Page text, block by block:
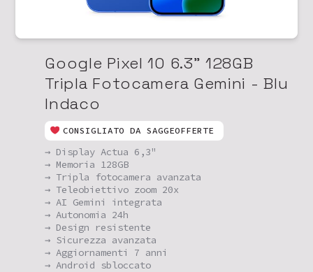
Google Pixel 10 6.3" 128GB
Tripla Fotocamera Gemini - Blu
Indaco
CONSIGLIATO DA SAGGEOFFERTE
→ Display Actua 6,3"
→ Memoria 128GB
→ Tripla fotocamera avanzata
→ Teleobiettivo zoom 20x
→ AI Gemini integrata
→ Autonomia 24h
→ Design resistente
→ Sicurezza avanzata
→ Aggiornamenti 7 anni
→ Android sbloccato